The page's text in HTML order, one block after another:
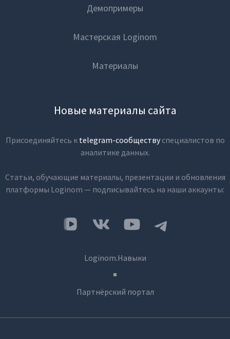
Демопримеры
Мастерская Loginom
Материалы
Новые материалы сайта
Присоединяйтесь к telegram-сообществуспециалистов по
аналитике данных.
Статьи, обучающие материалы, презентации и обновления
платформы Loginom — подписывайтесь на наши аккаунты:
Loginom.Навыки
Партнёрский портал